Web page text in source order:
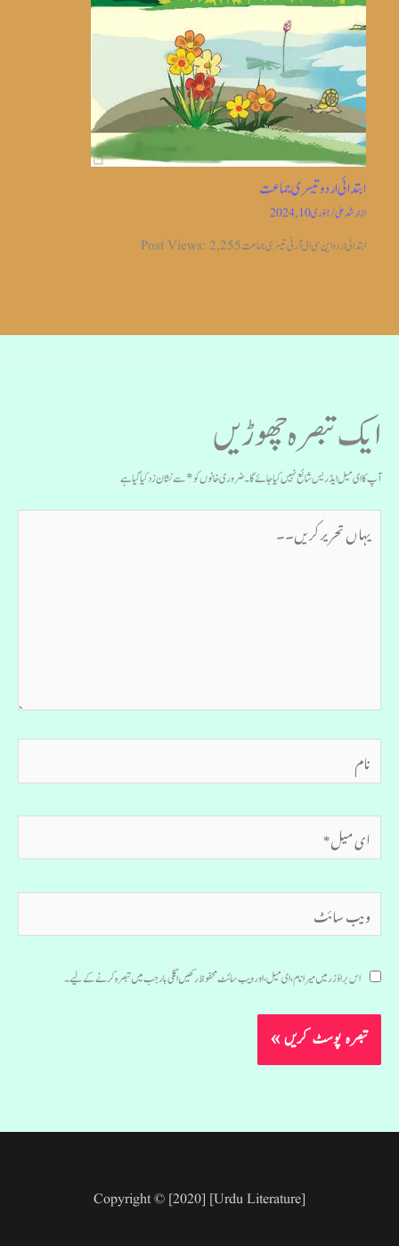
ابتدائی اردو تیسری جماعت
ازارشد علی/جنوری 10, 2024
ابتدائی اردو این سی ای آر ٹی تیسری جماعت Post Views: 2,255
ایک تبصرہ چھوڑیں
آپ کا ای میل ایڈریس شائع نہیں کیا جائے گا۔ضروری خانوں کو*سے نشان زد کیا گیا ہے
تحریر
میل*
سائٹ
اس براؤزر میں میرا نام، ای میل، اور ویب سائٹ محفوظ رکھیں اگلی بار جب میں تبصرہ کرنے کےلیے۔
Copyright © [2020] [Urdu Literature]